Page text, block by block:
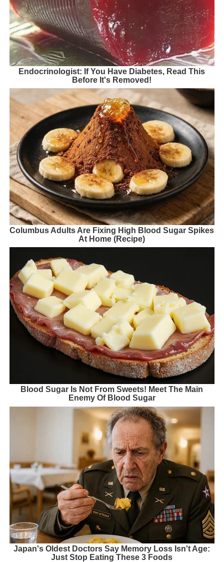
Endocrinologist: If You Have Diabetes, Read This
Before It's Removed!
Columbus Adults Are Fixing High Blood Sugar Spikes
At Home (Recipe)
Blood Sugar Is Not From Sweets! Meet The Main
Enemy Of Blood Sugar
Japan's Oldest Doctors Say Memory Loss Isn't Age:
Just Stop Eating These 3 Foods